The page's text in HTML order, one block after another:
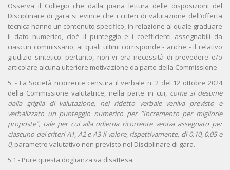
Osserva il Collegio che dalla piana lettura delle disposizioni del
Disciplinare di gara si evince che i criteri di valutazione dell’offerta
tecnica hanno un contenuto specifico, in relazione al quale graduare
il dato numerico, cioè il punteggio e i coefficienti assegnabili da
ciascun commissario, ai quali ultimi corrisponde - anche - il relativo
giudizio sintetico: pertanto, non vi era necessità di prevedere e/o
articolare alcuna ulteriore motivazione da parte della Commissione.
5. - La Società ricorrente censura il verbale n. 2 del 12 ottobre 2024
della Commissione valutatrice, nella parte in cui, come si desume
dalla griglia di valutazione, nel ridetto verbale veniva previsto e
verbalizzato un punteggio numerico per “Incremento per migliorie
proposte”, tale per cui alla odierna ricorrente veniva assegnato per
ciascuno dei criteri A1, A2 e A3 il valore, rispettivamente, di 0,10, 0,05 e
0, parametro valutativo non previsto nel Disciplinare di gara.
5.1 - Pure questa doglianza va disattesa.